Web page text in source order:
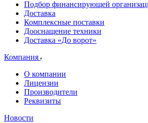
Подбор финансирующей
Доставка
Комплексные поставки
Дооснащение техники
Доставка «До ворот»
Компания
О компании
Лицензии
Производители
Реквизиты
Новости